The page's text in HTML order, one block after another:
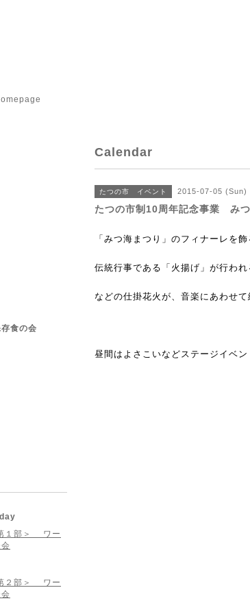
Calendar
たつの市 イベント 2015-07-05 (Sun)
たつの市制10周年記念事業 み
「みつ海まつり」のフィナーレを
伝統行事である「火揚げ」が行わ
などの仕掛花火が、音楽にあわせて
昼間はよさこいなどステージイベ
食の会
１部＞ ワー
２部＞ ワー